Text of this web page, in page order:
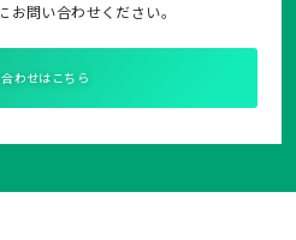
お問い合わせください。
わせはこちら